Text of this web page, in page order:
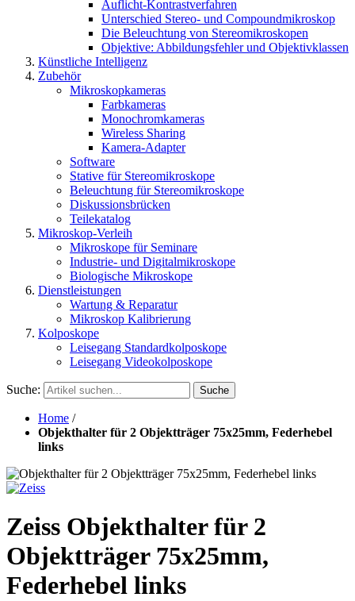
Auflicht-Kontrastverfahren
Unterschied Stereo- und Compoundmikroskop
Die Beleuchtung von Stereomikroskopen
Objektive: Abbildungsfehler und Objektivklassen
Künstliche Intelligenz
Zubehör
Mikroskopkameras
Farbkameras
Monochromkameras
Wireless Sharing
Kamera-Adapter
Software
Stative für Stereomikroskope
Beleuchtung für Stereomikroskope
Diskussionsbrücken
Teilekatalog
Mikroskop-Verleih
Mikroskope für Seminare
Industrie- und Digitalmikroskope
Biologische Mikroskope
Dienstleistungen
Wartung & Reparatur
Mikroskop Kalibrierung
Kolposkope
Leisegang Standardkolposkope
Leisegang Videokolposkope
Suche: Suche
Home /
Objekthalter für 2 Objektträger 75x25mm, Federhebel
links
Zeiss Objekthalter für 2
Objektträger 75x25mm,
Federhebel links